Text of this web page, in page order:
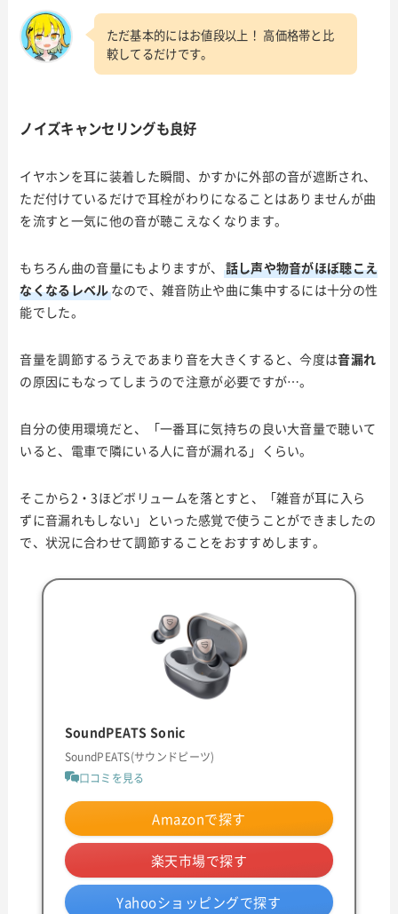
ただ基本的にはお値段以上！ 高価格帯と比
較してるだけです。
ノイズキャンセリングも良好
イヤホンを耳に装着した瞬間、かすかに外部の音が遮断され、
ただ付けているだけで耳栓がわりになることはありませんが曲
を流すと一気に他の音が聴こえなくなります。
もちろん曲の音量にもよりますが、 話し声や物音がほぼ聴こえ
なくなるレベルなので、雑音防止や曲に集中するには十分の性
能でした。
音量を調節するうえであまり音を大きくすると、今度は音漏れ
の原因にもなってしまうので注意が必要ですが…。
自分の使用環境だと、「一番耳に気持ちの良い大音量で聴いて
いると、電車で隣にいる人に音が漏れる」くらい。
そこから2・3ほどボリュームを落とすと、「雑音が耳に入ら
ずに音漏れもしない」といった感覚で使うことができましたの
で、状況に合わせて調節することをおすすめします。
SoundPEATS Sonic
SoundPEATS(サウンドピーツ)
口コミを見る
Amazonで探す
楽天市場で探す
Yahooショッピングで探す